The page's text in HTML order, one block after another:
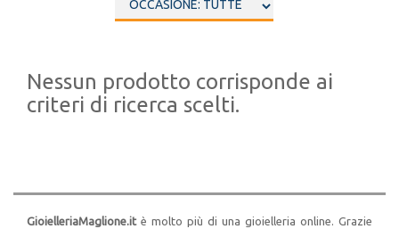
Nessun prodotto corrisponde ai
criteri di ricerca scelti.
GioielleriaMaglione.itè molto più di una gioielleria online. Grazie